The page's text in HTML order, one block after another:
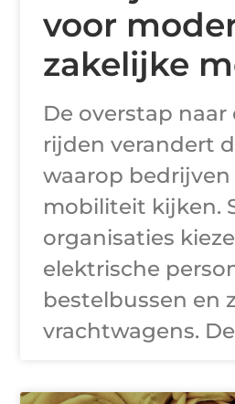
voor
zakelijke
De overstap naar
rijden verandert
waarop bedrijven
mobiliteit kijken.
organisaties
elektrische
bestelbussen en
vrachtwagens.